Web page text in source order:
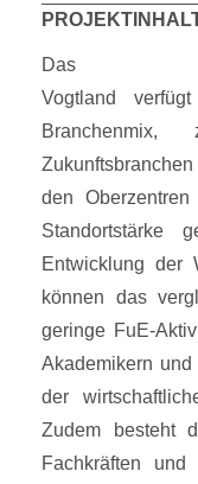
Das
Vogtland
den
Standortstärke
Entwicklung der
können das
geringe FuE-
Akademikern
der
Zudem besteht
Fachkräften